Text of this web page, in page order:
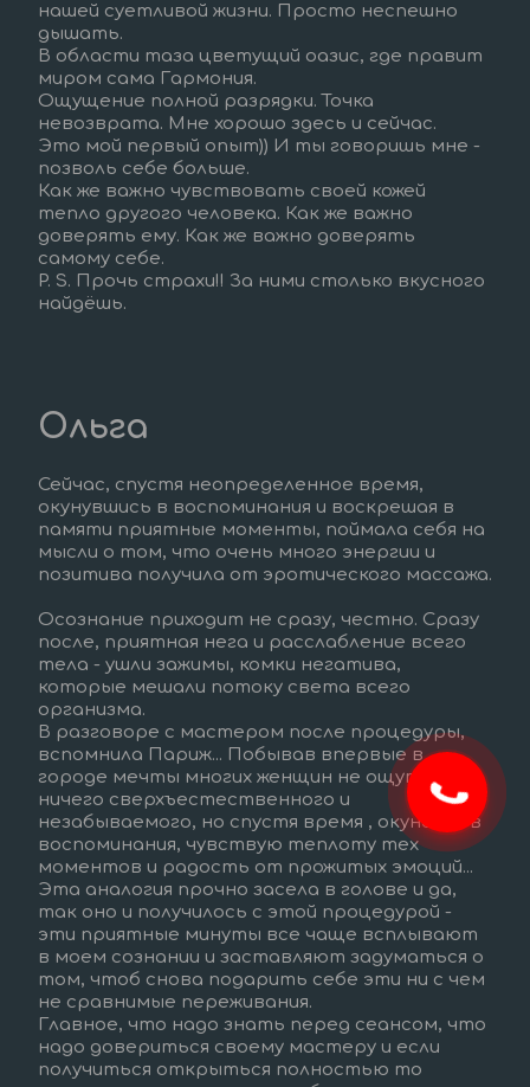
нашей суетливой жизни. Просто неспешно
дышать.
В области таза цветущий оазис, где правит
миром сама Гармония.
Ощущение полной разрядки. Точка
невозврата. Мне хорошо здесь и сейчас.
Это мой первый опыт)) И ты говоришь мне -
позволь себе больше.
Как же важно чувствовать своей кожей
тепло другого человека. Как же важно
доверять ему. Как же важно доверять
самому себе.
P. S. Прочь страхи!! За ними столько вкусного
найдёшь.
Ольга
Сейчас, спустя неопределенное время,
окунувшись в воспоминания и воскрешая в
памяти приятные моменты, поймала себя на
мысли о том, что очень много энергии и
позитива получила от эротического массажа.
Осознание приходит не сразу, честно. Сразу
после, приятная нега и расслабление всего
тела - ушли зажимы, комки негатива,
которые мешали потоку света всего
организма.
В разговоре с мастером после процедуры,
вспомнила Париж... Побывав впервые в
городе мечты многих женщин не ощутила
ничего сверхъестественного и
незабываемого, но спустя время , окунаясь в
воспоминания, чувствую теплоту тех
моментов и радость от прожитых эмоций...
Эта аналогия прочно засела в голове и да,
так оно и получилось с этой процедурой -
эти приятные минуты все чаще всплывают
в моем сознании и заставляют задуматься о
том, чтоб снова подарить себе эти ни с чем
не сравнимые переживания.
Главное, что надо знать перед сеансом, что
надо довериться своему мастеру и если
получиться открыться полностью то